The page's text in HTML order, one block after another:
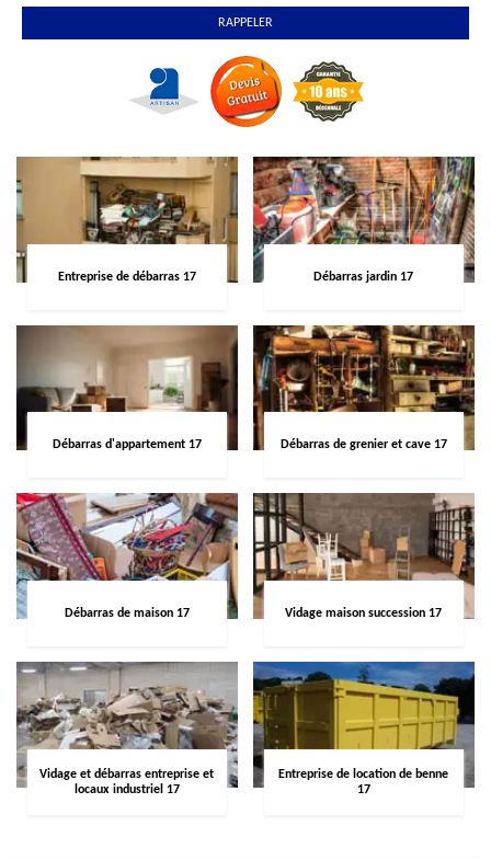
Entreprise de débarras 17 Débarras jardin 17
Débarras d'appartement 17 Débarras de grenier et cave 17
Débarras de maison 17 Vidage maison succession 17
Vidage et débarras entreprise et
locaux industriel 17
Entreprise de location de benne
17